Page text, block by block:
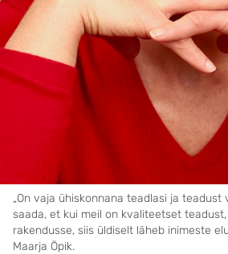
„On vaja ühiskonnana teadlasi ja teadust
saada, et kui meil on kvaliteetset
rakendusse, siis üldiselt läheb inimeste
Maarja Öpik.